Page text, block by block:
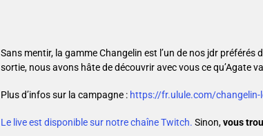
Sans mentir, la gamme Changelin est l’un de nos jdr préférés
sortie, nous avons hâte de découvrir avec vous ce qu’Agate
Plus d’infos sur la campagne : https://fr.ulule.com/
Le live est disponible sur notre chaîne Twitch. Sinon,vous